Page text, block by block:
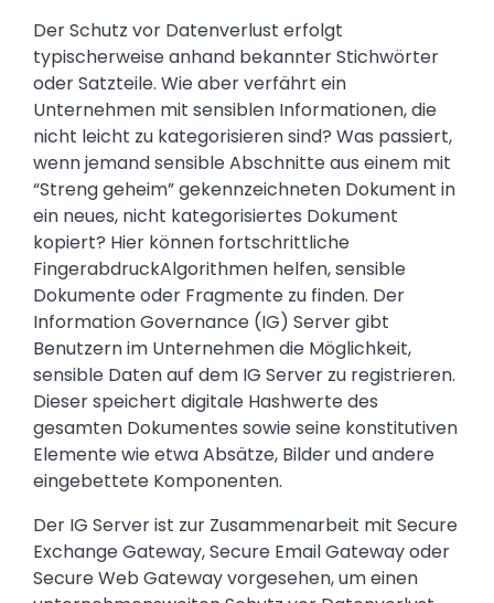
Der Schutz vor Datenverlust erfolgt
typischerweise anhand bekannter Stichwörter
oder Satzteile. Wie aber verfährt ein
Unternehmen mit sensiblen Informationen, die
nicht leicht zu kategorisieren sind? Was passiert,
wenn jemand sensible Abschnitte aus einem mit
“Streng geheim” gekennzeichneten Dokument in
ein neues, nicht kategorisiertes Dokument
kopiert? Hier können fortschrittliche
FingerabdruckAlgorithmen helfen, sensible
Dokumente oder Fragmente zu finden. Der
Information Governance (IG) Server gibt
Benutzern im Unternehmen die Möglichkeit,
sensible Daten auf dem IG Server zu registrieren.
Dieser speichert digitale Hashwerte des
gesamten Dokumentes sowie seine konstitutiven
Elemente wie etwa Absätze, Bilder und andere
eingebettete Komponenten.
Der IG Server ist zur Zusammenarbeit mit Secure
Exchange Gateway, Secure Email Gateway oder
Secure Web Gateway vorgesehen, um einen